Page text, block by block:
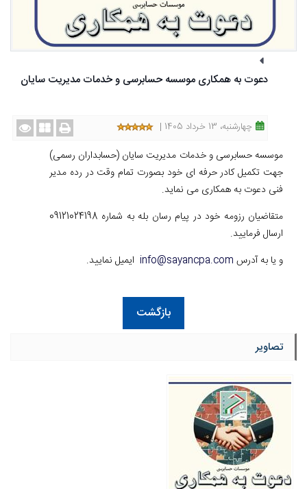
دعوت به همکاری موسسه حسابرسی و خدمات مدیریت سایان
چهارشنبه، 13 خرداد 1405 |
موسسه حسابرسی و خدمات مدیریت سایان (حسابداران رسمی)
جهت تکمیل کادر حرفه ای خود بصورت تمام وقت در رده مدیر
فنی دعوت به همکاری می نماید.
متقاضیان رزومه خود در پیام رسان بله به شماره 09121024198
ارسال فرمایید.
و یا به آدرس info@sayancpa.com ایمیل نمایید.
بازگشت
تصاویر